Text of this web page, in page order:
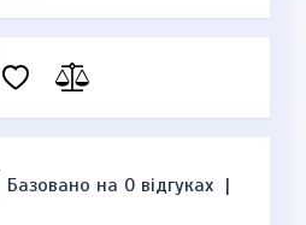
Базовано на 0 відгуках |